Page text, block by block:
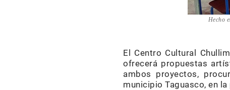
Hecho
El Centro Cultural
ofrecerá propuestas
ambos proyectos,
municipio Taguasco, en